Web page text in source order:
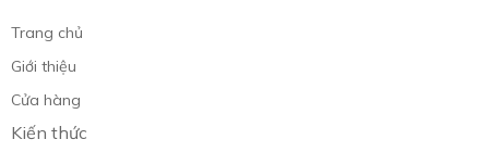
Trang chủ
Giới thiệu
Cửa hàng
Kiến thức